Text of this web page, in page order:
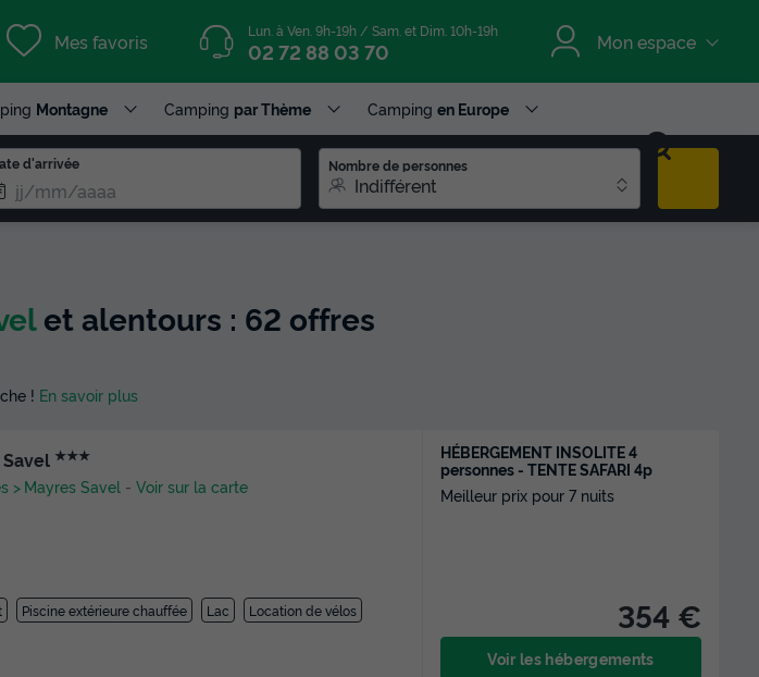
Mes favoris Lun. à Ven. 9h-19h / Sam. et Dim. 10h-19h
02 72 88 03 70 Mon espace
Montagne Camping par Thème Camping en Europe
d'arrivée Nombre de personnes
Indifférent
et alentours : 62 offres
! En savoir plus
★★★
Mayres Savel -Voir sur la carte
Piscine extérieure chauffée Lac Location de vélos
HÉBERGEMENT INSOLITE 4
personnes - TENTE SAFARI 4p
Meilleur prix pour 7 nuits
354 €
Voir les hébergements